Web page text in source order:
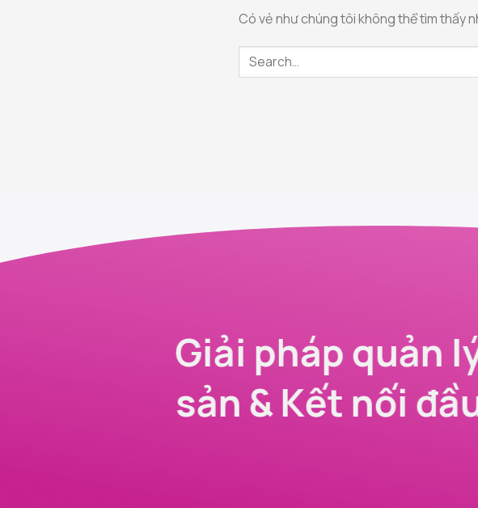
Có vẻ như chúng tôi không thể tìm thấy
Giải pháp quản
sản & Kết nối